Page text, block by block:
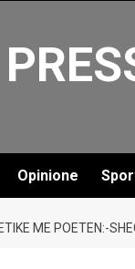
Opinione
ME POETEN:-